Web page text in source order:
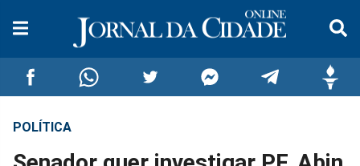
CompartilharCompartilhar
POLÍTICA